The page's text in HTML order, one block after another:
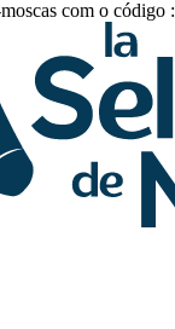
com o código :